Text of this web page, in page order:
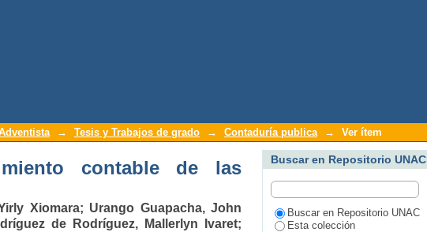
contable de las especies arbóreas
→ Tesis y Trabajos de grado → Contaduría publica → Ver ítem
contable de las
Xiomara; Urango Guapacha, John
de Rodríguez, Mallerlyn Ivaret;
Buscar en Repositorio UNAC
Buscar en Repositorio UNAC
Esta colección